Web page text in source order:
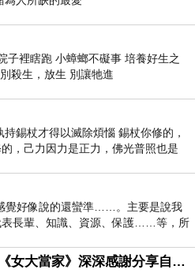
子裡瞎跑 小蟑螂不礙事 培養好生之
殺生，放生 別讓牠進
錫杖才得以滅除煩惱 錫杖你修的，
，己力因力是正力，佛光普照也是
覺好像說的還蠻準……。主要是說我
表長輩、知識、資源、保護……等，所
好書推薦《女大當家》深深感謝分享自己想法震撼讀者的作家，讓我看到不同樣貌的家庭！